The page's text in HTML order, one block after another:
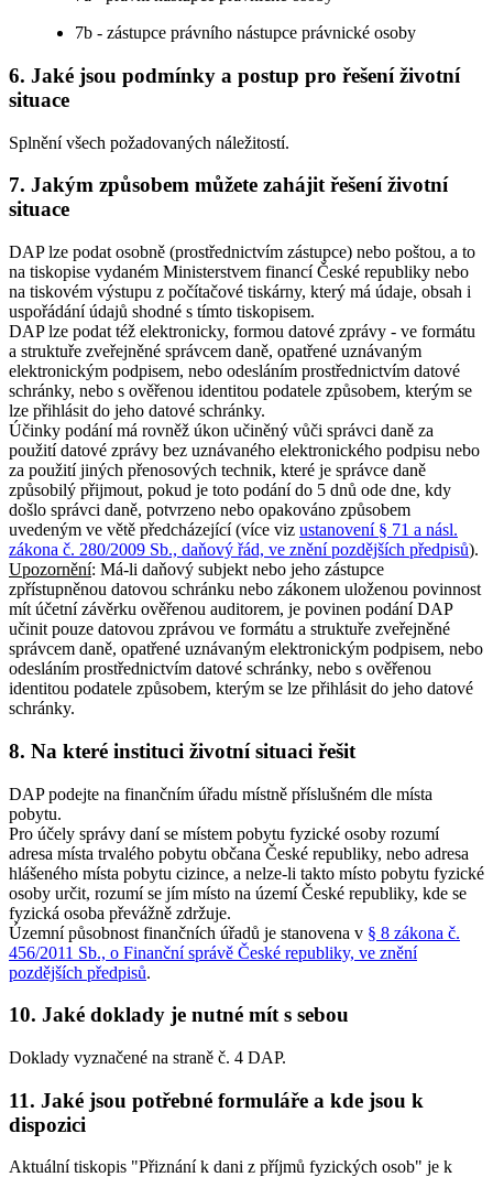
7b - zástupce právního nástupce právnické osoby
6. Jaké jsou podmínky a postup pro řešení životní
situace
Splnění všech požadovaných náležitostí.
7. Jakým způsobem můžete zahájit řešení životní
situace
DAP lze podat osobně (prostřednictvím zástupce) nebo poštou, a to
na tiskopise vydaném Ministerstvem financí České republiky nebo
na tiskovém výstupu z počítačové tiskárny, který má údaje, obsah i
uspořádání údajů shodné s tímto tiskopisem.
DAP lze podat též elektronicky, formou datové zprávy - ve formátu
a struktuře zveřejněné správcem daně, opatřené uznávaným
elektronickým podpisem, nebo odesláním prostřednictvím datové
schránky, nebo s ověřenou identitou podatele způsobem, kterým se
lze přihlásit do jeho datové schránky.
Účinky podání má rovněž úkon učiněný vůči správci daně za
použití datové zprávy bez uznávaného elektronického podpisu nebo
za použití jiných přenosových technik, které je správce daně
způsobilý přijmout, pokud je toto podání do 5 dnů ode dne, kdy
došlo správci daně, potvrzeno nebo opakováno způsobem
uvedeným ve větě předcházející (více viz ustanovení § 71 a násl.
zákona č. 280/2009 Sb., daňový řád, ve znění pozdějších předpisů).
Upozornění: Má-li daňový subjekt nebo jeho zástupce
zpřístupněnou datovou schránku nebo zákonem uloženou povinnost
mít účetní závěrku ověřenou auditorem, je povinen podání DAP
učinit pouze datovou zprávou ve formátu a struktuře zveřejněné
správcem daně, opatřené uznávaným elektronickým podpisem, nebo
odesláním prostřednictvím datové schránky, nebo s ověřenou
identitou podatele způsobem, kterým se lze přihlásit do jeho datové
schránky.
8. Na které instituci životní situaci řešit
DAP podejte na finančním úřadu místně příslušném dle místa
pobytu.
Pro účely správy daní se místem pobytu fyzické osoby rozumí
adresa místa trvalého pobytu občana České republiky, nebo adresa
hlášeného místa pobytu cizince, a nelze-li takto místo pobytu fyzické
osoby určit, rozumí se jím místo na území České republiky, kde se
fyzická osoba převážně zdržuje.
Územní působnost finančních úřadů je stanovena v § 8 zákona č.
456/2011 Sb., o Finanční správě České republiky, ve znění
pozdějších předpisů.
10. Jaké doklady je nutné mít s sebou
Doklady vyznačené na straně č. 4 DAP.
11. Jaké jsou potřebné formuláře a kde jsou k
dispozici
Aktuální tiskopis "Přiznání k dani z příjmů fyzických osob" je k